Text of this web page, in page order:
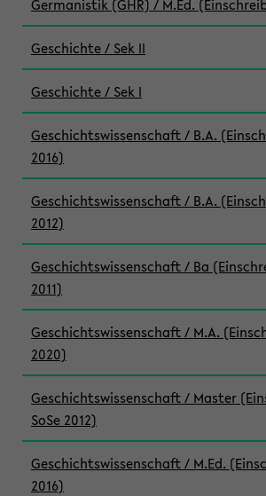
Germanistik (GHR) / M.Ed.
Geschichte / Sek II
Geschichte / Sek I
Geschichtswissenschaft / B.A.
2016)
Geschichtswissenschaft / B.A.
2012)
Geschichtswissenschaft / Ba
2011)
Geschichtswissenschaft / M.A.
2020)
Geschichtswissenschaft / Master
SoSe 2012)
Geschichtswissenschaft / M.Ed.
2016)